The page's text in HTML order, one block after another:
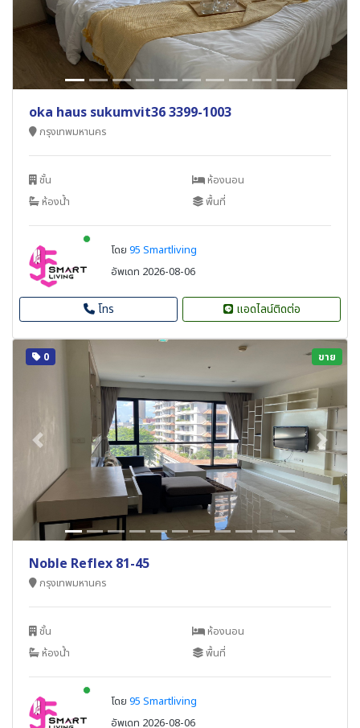
oka haus sukumvit36 3399-1003
กรุงเทพมหานคร
ชั้น
ห้องนอน
ห้องน้ำ
พื้นที่
New alerts
โดย 95 Smartliving
อัพเดท 2026-08-06
โทร แอดไลน์ติดต่อ
Previous Next
0 ขาย
Noble Reflex 81-45
กรุงเทพมหานคร
ชั้น
ห้องนอน
ห้องน้ำ
พื้นที่
New alerts
โดย 95 Smartliving
อัพเดท 2026-08-06